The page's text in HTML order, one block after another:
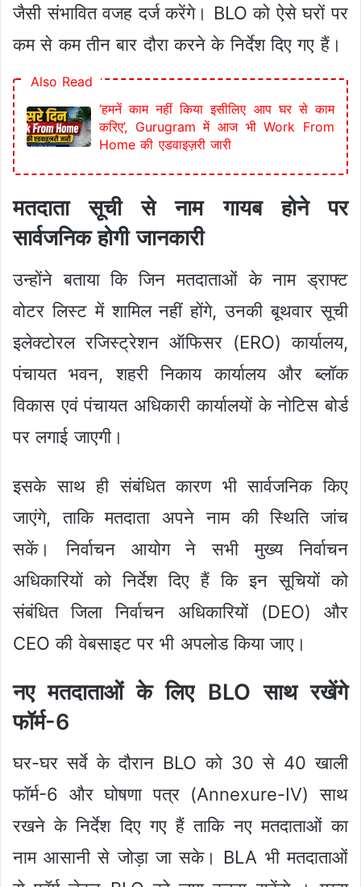
जैसी संभावित वजह दर्ज करेंगे। BLO को ऐसे घरों पर
कम से कम तीन बार दौरा करने के निर्देश दिए गए हैं।
Also Read
‘हमनें काम नहीं किया इसीलिए आप घर से काम
करिए’, Gurugram में आज भी Work From
Home की एडवाइज़री जारी
मतदाता सूची से नाम गायब होने पर
सार्वजनिक होगी जानकारी
उन्होंने बताया कि जिन मतदाताओं के नाम ड्राफ्ट
वोटर लिस्ट में शामिल नहीं होंगे, उनकी बूथवार सूची
इलेक्टोरल रजिस्ट्रेशन ऑफिसर (ERO) कार्यालय,
पंचायत भवन, शहरी निकाय कार्यालय और ब्लॉक
विकास एवं पंचायत अधिकारी कार्यालयों के नोटिस बोर्ड
पर लगाई जाएगी।
इसके साथ ही संबंधित कारण भी सार्वजनिक किए
जाएंगे, ताकि मतदाता अपने नाम की स्थिति जांच
सकें। निर्वाचन आयोग ने सभी मुख्य निर्वाचन
अधिकारियों को निर्देश दिए हैं कि इन सूचियों को
संबंधित जिला निर्वाचन अधिकारियों (DEO) और
CEO की वेबसाइट पर भी अपलोड किया जाए।
नए मतदाताओं के लिए BLO साथ रखेंगे
फॉर्म-6
घर-घर सर्वे के दौरान BLO को 30 से 40 खाली
फॉर्म-6 और घोषणा पत्र (Annexure-IV) साथ
रखने के निर्देश दिए गए हैं ताकि नए मतदाताओं का
नाम आसानी से जोड़ा जा सके। BLA भी मतदाताओं